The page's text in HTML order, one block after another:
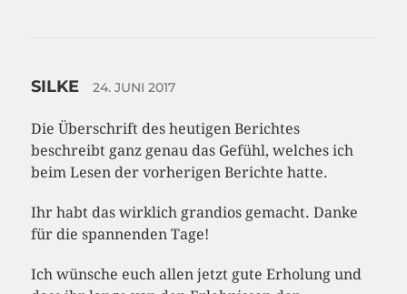
SILKE 24. JUNI 2017
Die Überschrift des heutigen Berichtes
beschreibt ganz genau das Gefühl, welches ich
beim Lesen der vorherigen Berichte hatte.
Ihr habt das wirklich grandios gemacht. Danke
für die spannenden Tage!
Ich wünsche euch allen jetzt gute Erholung und